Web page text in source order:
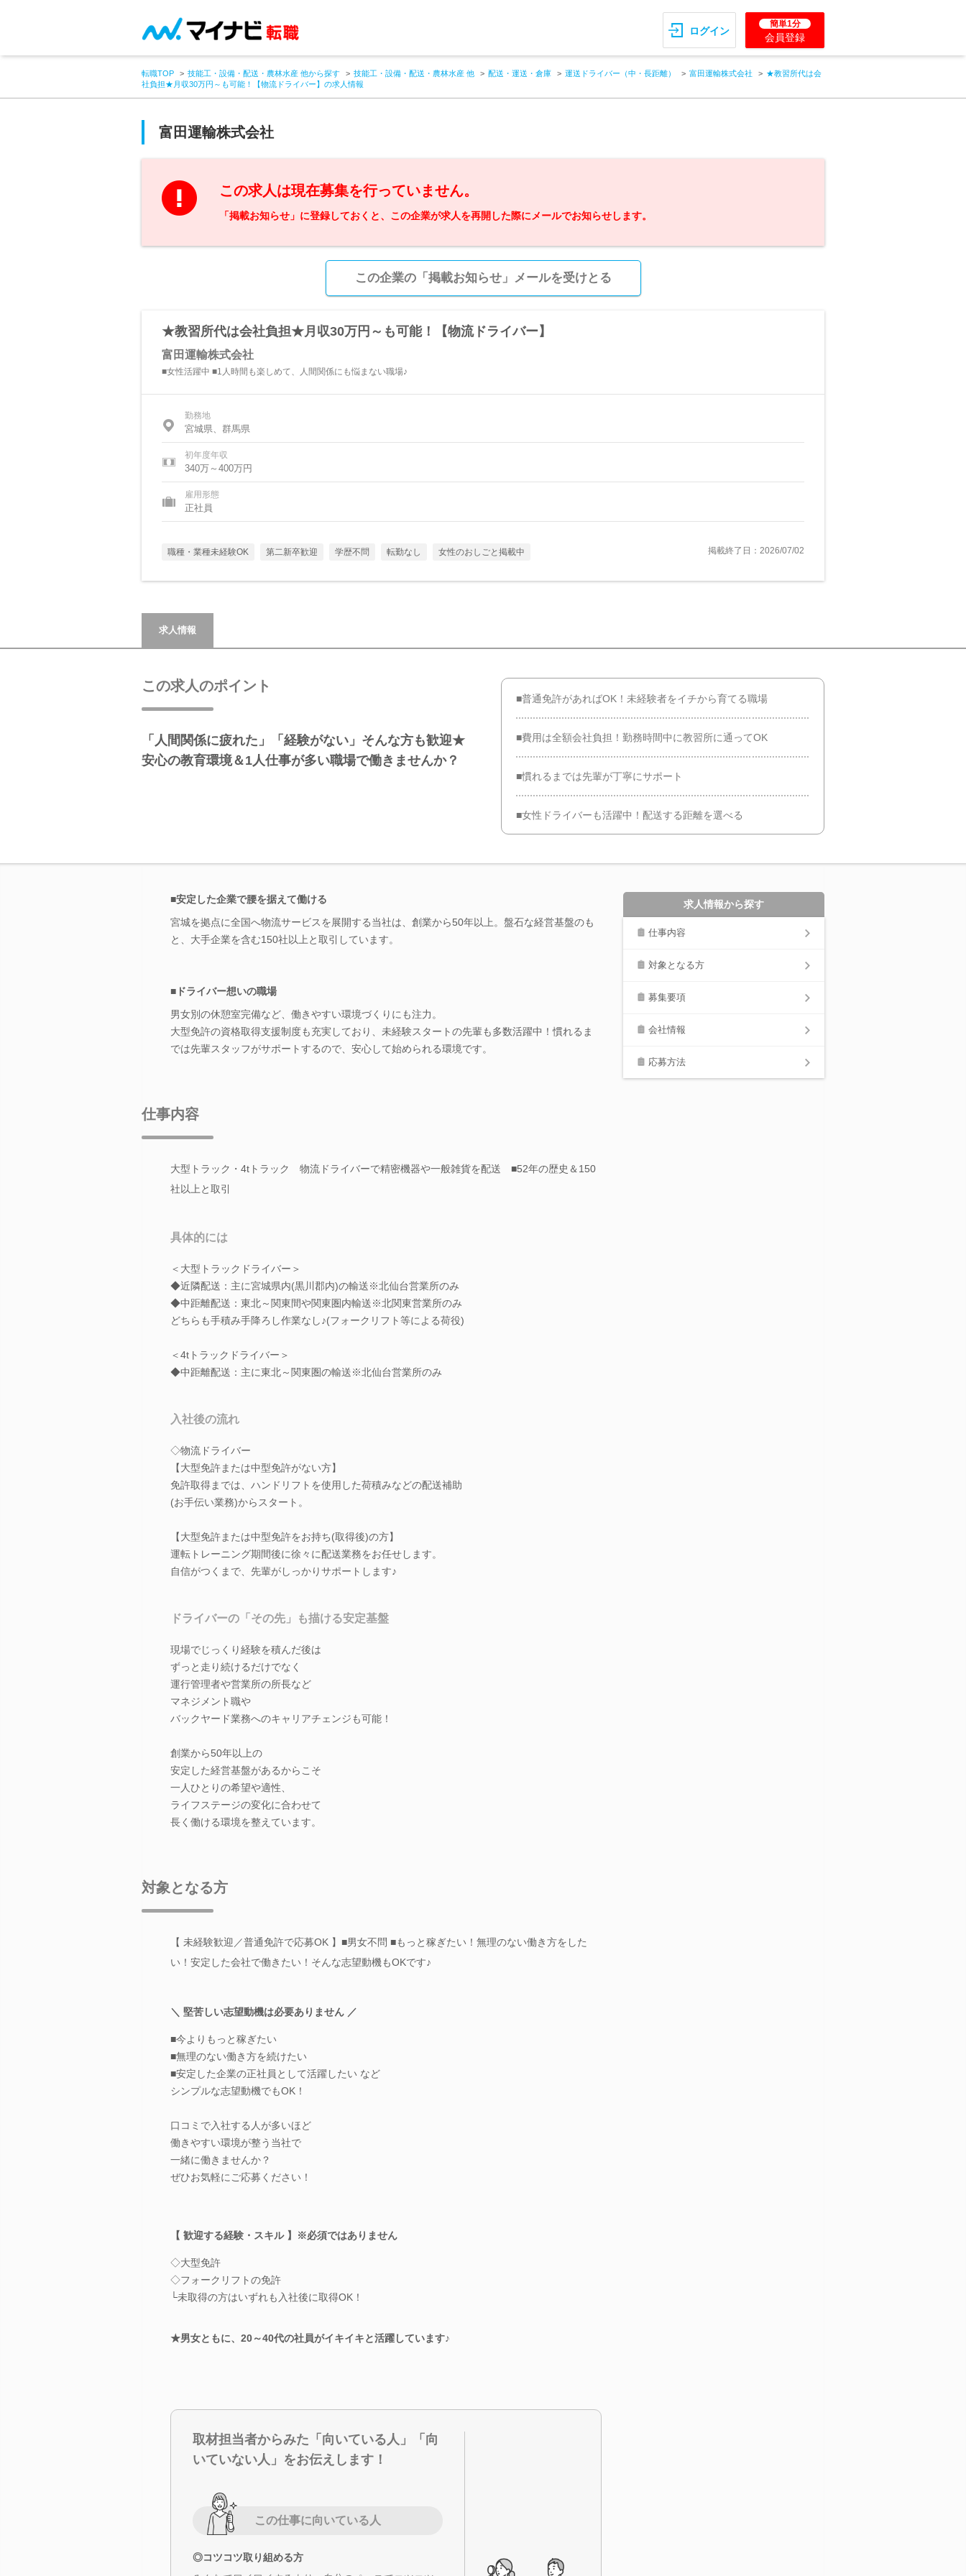
ログイン
簡単1分
会員登録
転職TOP 技能工・設備・配送・農林水産 他から探す 技能工・設備・配送・農林水産 他 配送・運送・倉庫 運送ドライバー（中・長距離） 富田運輸株式会社
★教習所代は会
社負担★月収30万円～も可能！【物流ドライバー】の求人情報
富田運輸株式会社
この求人は現在募集を行っていません。
「掲載お知らせ」に登録しておくと、この企業が求人を再開した際にメールでお知らせします。
この企業の「掲載お知らせ」メールを受けとる
★教習所代は会社負担★月収30万円～も可能！【物流ドライバー】
富田運輸株式会社
■女性活躍中 ■1人時間も楽しめて、人間関係にも悩まない職場♪
勤務地
宮城県、群馬県
初年度年収
340万～400万円
雇用形態
正社員
職種・業種未経験OK 第二新卒歓迎 学歴不問 転勤なし 女性のおしごと掲載中 掲載終了日：2026/07/02
求人情報
この求人のポイント
「人間関係に疲れた」「経験がない」そんな方も歓迎★
安心の教育環境＆1人仕事が多い職場で働きませんか？
■普通免許があればOK！未経験者をイチから育てる職場
■費用は全額会社負担！勤務時間中に教習所に通ってOK
■慣れるまでは先輩が丁寧にサポート
■女性ドライバーも活躍中！配送する距離を選べる
■安定した企業で腰を据えて働ける
宮城を拠点に全国へ物流サービスを展開する当社は、創業から50年以上。盤石な経営基盤のも
と、大手企業を含む150社以上と取引しています。
■ドライバー想いの職場
男女別の休憩室完備など、働きやすい環境づくりにも注力。
大型免許の資格取得支援制度も充実しており、未経験スタートの先輩も多数活躍中！慣れるま
では先輩スタッフがサポートするので、安心して始められる環境です。
仕事内容
大型トラック・4tトラック 物流ドライバーで精密機器や一般雑貨を配送 ■52年の歴史＆150
社以上と取引
具体的には
＜大型トラックドライバー＞
◆近隣配送：主に宮城県内(黒川郡内)の輸送※北仙台営業所のみ
◆中距離配送：東北～関東間や関東圏内輸送※北関東営業所のみ
どちらも手積み手降ろし作業なし♪(フォークリフト等による荷役)
＜4tトラックドライバー＞
◆中距離配送：主に東北～関東圏の輸送※北仙台営業所のみ
入社後の流れ
◇物流ドライバー
【大型免許または中型免許がない方】
免許取得までは、ハンドリフトを使用した荷積みなどの配送補助
(お手伝い業務)からスタート。
【大型免許または中型免許をお持ち(取得後)の方】
運転トレーニング期間後に徐々に配送業務をお任せします。
自信がつくまで、先輩がしっかりサポートします♪
ドライバーの「その先」も描ける安定基盤
現場でじっくり経験を積んだ後は
ずっと走り続けるだけでなく
運行管理者や営業所の所長など
マネジメント職や
バックヤード業務へのキャリアチェンジも可能！
創業から50年以上の
安定した経営基盤があるからこそ
一人ひとりの希望や適性、
ライフステージの変化に合わせて
長く働ける環境を整えています。
対象となる方
【 未経験歓迎／普通免許で応募OK 】■男女不問 ■もっと稼ぎたい！無理のない働き方をした
い！安定した会社で働きたい！そんな志望動機もOKです♪
＼ 堅苦しい志望動機は必要ありません ／
■今よりもっと稼ぎたい
■無理のない働き方を続けたい
■安定した企業の正社員として活躍したい など
シンプルな志望動機でもOK！
口コミで入社する人が多いほど
働きやすい環境が整う当社で
一緒に働きませんか？
ぜひお気軽にご応募ください！
【 歓迎する経験・スキル 】※必須ではありません
◇大型免許
◇フォークリフトの免許
└未取得の方はいずれも入社後に取得OK！
★男女ともに、20～40代の社員がイキイキと活躍しています♪
取材担当者からみた「向いている人」「向
いていない人」をお伝えします！
この仕事に向いている人
◎コツコツ取り組める方
求人情報から探す
仕事内容
対象となる方
募集要項
会社情報
応募方法